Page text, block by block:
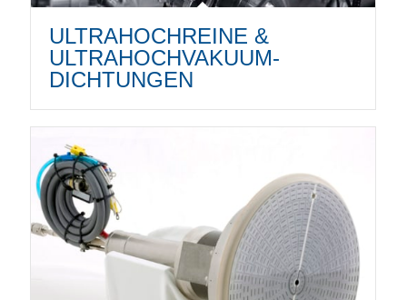
ULTRAHOCHREINE &
ULTRAHOCHVAKUUM-
DICHTUNGEN